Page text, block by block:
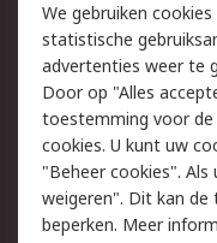
Track & Trace
Wettelijk
Cookiebeleid
Privacybeleid
Algemene
We gebruiken
statistische
advertenties weer te
Door op "Alles
toestemming voor de
cookies. U kunt uw
"Beheer cookies".
weigeren". Dit kan
beperken. Meer